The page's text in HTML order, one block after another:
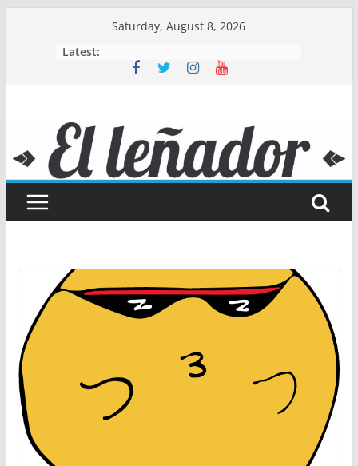
Saturday, August 8, 2026
Latest: